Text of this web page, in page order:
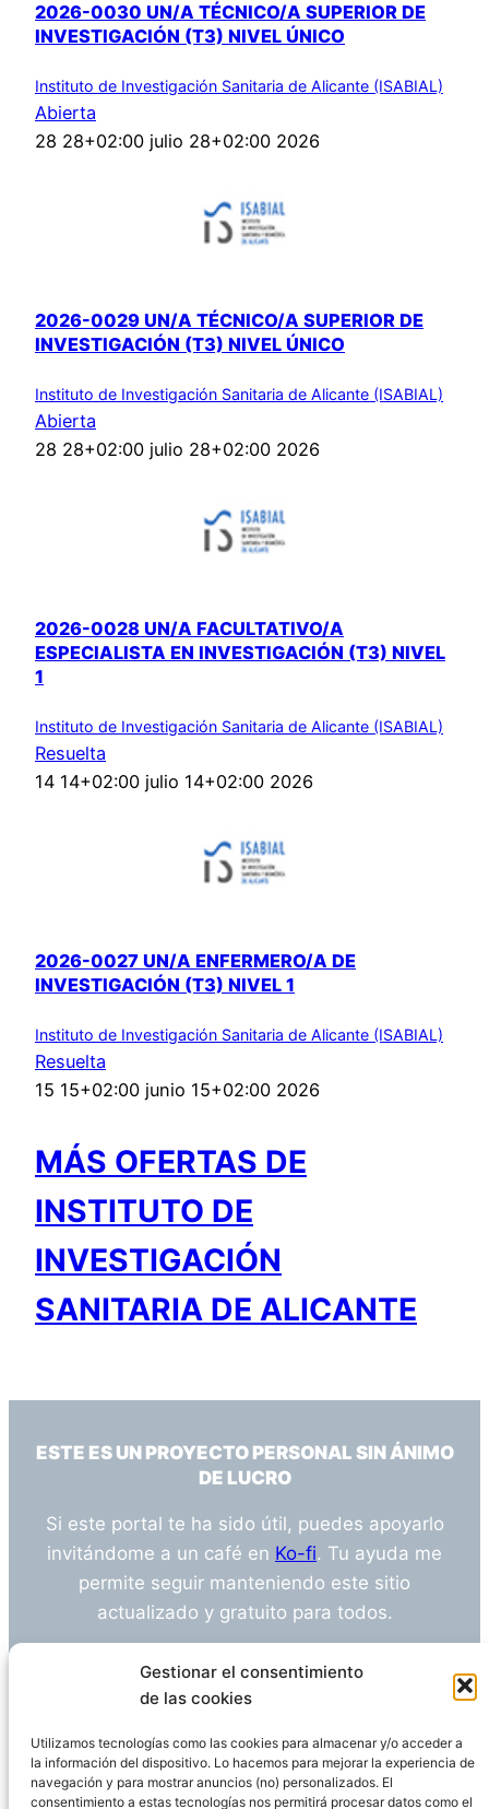
Gestionar el consentimiento
de las cookies
Utilizamos tecnologías como las cookies para almacenar y/o acceder a
la información del dispositivo. Lo hacemos para mejorar la experiencia de
navegación y para mostrar anuncios (no) personalizados. El
consentimiento a estas tecnologías nos permitirá procesar datos como el
2026-0030 UN/A TÉCNICO/A SUPERIOR DE
INVESTIGACIÓN (T3) NIVEL ÚNICO
Instituto de Investigación Sanitaria de Alicante (ISABIAL)
Abierta
28 28+02:00 julio 28+02:00 2026
2026-0029 UN/A TÉCNICO/A SUPERIOR DE
INVESTIGACIÓN (T3) NIVEL ÚNICO
Instituto de Investigación Sanitaria de Alicante (ISABIAL)
Abierta
28 28+02:00 julio 28+02:00 2026
2026-0028 UN/A FACULTATIVO/A
ESPECIALISTA EN INVESTIGACIÓN (T3) NIVEL
1
Instituto de Investigación Sanitaria de Alicante (ISABIAL)
Resuelta
14 14+02:00 julio 14+02:00 2026
2026-0027 UN/A ENFERMERO/A DE
INVESTIGACIÓN (T3) NIVEL 1
Instituto de Investigación Sanitaria de Alicante (ISABIAL)
Resuelta
15 15+02:00 junio 15+02:00 2026
MÁS OFERTAS DE
INSTITUTO DE
INVESTIGACIÓN
SANITARIA DE ALICANTE
ESTE ES UN PROYECTO PERSONAL SIN ÁNIMO
DE LUCRO
Si este portal te ha sido útil, puedes apoyarlo
invitándome a un café en Ko-fi. Tu ayuda me
permite seguir manteniendo este sitio
actualizado y gratuito para todos.
¿Tienes alguna duda o sugerencia? Escríbeme
info@empleosanitarioinvestigacion.es
Descargo de Responsabilidad